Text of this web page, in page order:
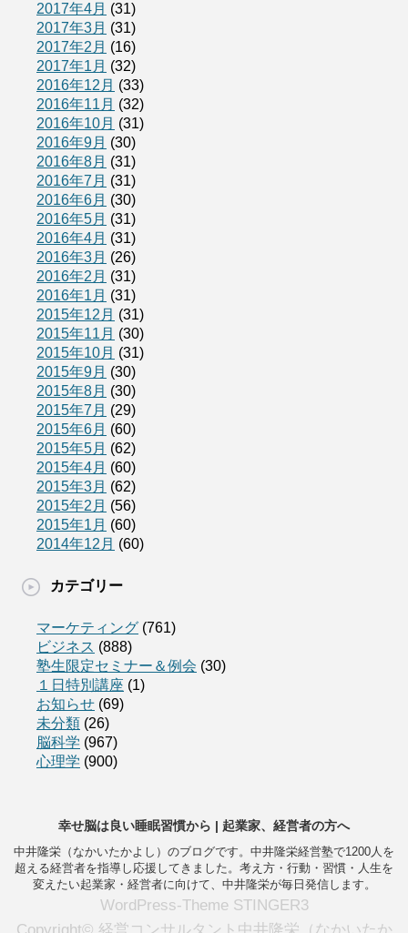
2017年4月 (31)
2017年3月 (31)
2017年2月 (16)
2017年1月 (32)
2016年12月 (33)
2016年11月 (32)
2016年10月 (31)
2016年9月 (30)
2016年8月 (31)
2016年7月 (31)
2016年6月 (30)
2016年5月 (31)
2016年4月 (31)
2016年3月 (26)
2016年2月 (31)
2016年1月 (31)
2015年12月 (31)
2015年11月 (30)
2015年10月 (31)
2015年9月 (30)
2015年8月 (30)
2015年7月 (29)
2015年6月 (60)
2015年5月 (62)
2015年4月 (60)
2015年3月 (62)
2015年2月 (56)
2015年1月 (60)
2014年12月 (60)
カテゴリー
マーケティング (761)
ビジネス (888)
塾生限定セミナー＆例会 (30)
１日特別講座 (1)
お知らせ (69)
未分類 (26)
脳科学 (967)
心理学 (900)
幸せ脳は良い睡眠習慣から | 起業家、経営者の方へ
中井隆栄（なかいたかよし）のブログです。中井隆栄経営塾で1200人を
超える経営者を指導し応援してきました。考え方・行動・習慣・人生を
変えたい起業家・経営者に向けて、中井隆栄が毎日発信します。
WordPress-Theme STINGER3